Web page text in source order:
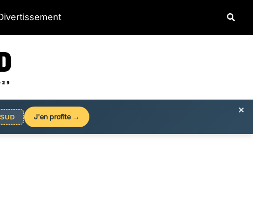
×
J'en profite →